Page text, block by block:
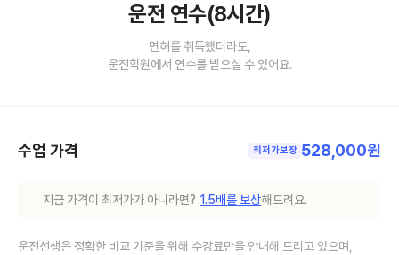
운전 연수(8시간)
면허를 취득했더라도,
운전학원에서 연수를 받으실 수 있어요.
수업 가격 최저가보장 528,000원
지금 가격이 최저가가 아니라면? 1.5배를 보상해드려요.
운전선생은 정확한 비교 기준을 위해 수강료만을 안내해 드리고 있으며,